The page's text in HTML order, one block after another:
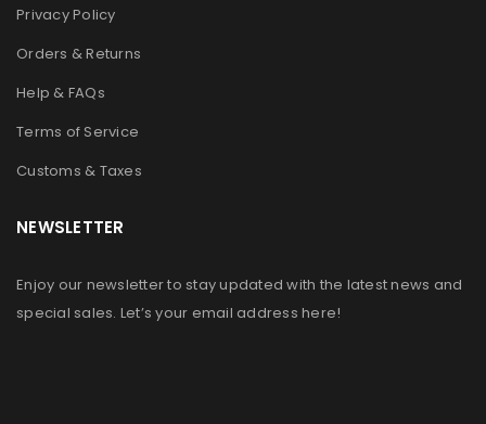
Privacy Policy
Orders & Returns
Help & FAQs
Terms of Service
Customs & Taxes
NEWSLETTER
Enjoy our newsletter to stay updated with the latest news and
special sales. Let’s your email address here!